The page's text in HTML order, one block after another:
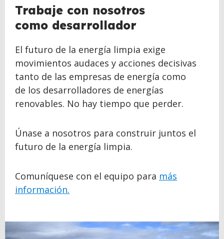
Trabaje con nosotros
como desarrollador
El futuro de la energía limpia exige
movimientos audaces y acciones decisivas
tanto de las empresas de energía como
de los desarrolladores de energías
renovables. No hay tiempo que perder.
Únase a nosotros para construir juntos el
futuro de la energía limpia.
Comuníquese con el equipo para más
información.